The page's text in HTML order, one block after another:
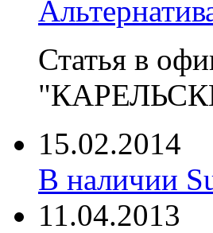
Статья в
15.02.2014
В наличии
11.04.2013